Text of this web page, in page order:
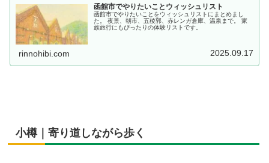
函館市でやりたいことウィッシュリスト
函館市でやりたいことをウィッシュリストにまとめまし
た。 夜景、朝市、五稜郭、赤レンガ倉庫、温泉まで。 家
族旅行にもぴったりの体験リストです。
rinnohibi.com 2025.09.17
小樽｜寄り道しながら歩く